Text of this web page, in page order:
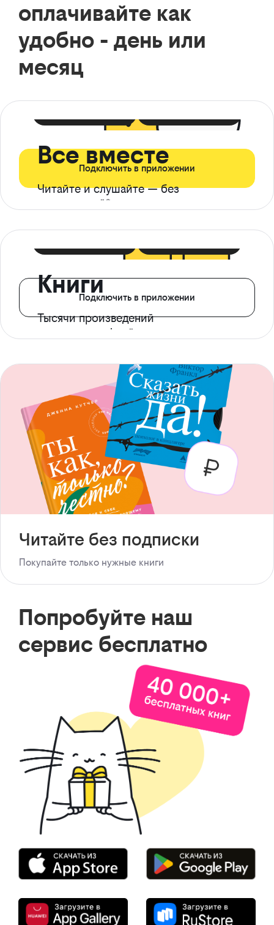
оплачивайте как
удобно - день или
месяц
Все вместе
Читайте и слушайте — без
ограничений*
Подключить в приложении
Книги
Тысячи произведений
с доступом офлайн
Подключить в приложении
Читайте без подписки
Покупайте только нужные книги
Попробуйте наш
сервис бесплатно